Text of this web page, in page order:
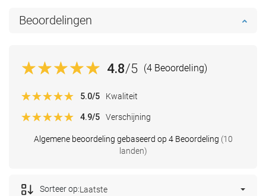
Beoordelingen
4.8/5 (4 Beoordeling)
Algemene beoordeling gebaseerd op 4 Beoordeling (10
landen)
5.0/5 Kwaliteit
4.9/5 Verschijning
Sorteer op:Laatste